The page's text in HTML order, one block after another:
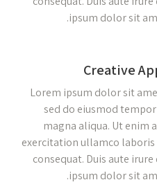
ipsum dolor sit
Creative
Lorem ipsum dolor sit
sed do eiusmod
magna aliqua. Ut enim
exercitation ullamco
consequat. Duis aute
ipsum dolor sit